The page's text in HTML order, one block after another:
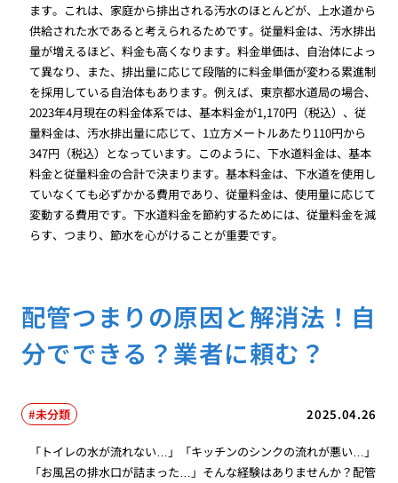
ます。これは、家庭から排出される汚水のほとんどが、上水道から
供給された水であると考えられるためです。従量料金は、汚水排出
量が増えるほど、料金も高くなります。料金単価は、自治体によっ
て異なり、また、排出量に応じて段階的に料金単価が変わる累進制
を採用している自治体もあります。例えば、東京都水道局の場合、
2023年4月現在の料金体系では、基本料金が1,170円（税込）、従
量料金は、汚水排出量に応じて、1立方メートルあたり110円から
347円（税込）となっています。このように、下水道料金は、基本
料金と従量料金の合計で決まります。基本料金は、下水道を使用し
ていなくても必ずかかる費用であり、従量料金は、使用量に応じて
変動する費用です。下水道料金を節約するためには、従量料金を減
らす、つまり、節水を心がけることが重要です。
配管つまりの原因と解消法！自
分でできる？業者に頼む？
2025.04.26
未分類
「トイレの水が流れない…」「キッチンのシンクの流れが悪い…」
「お風呂の排水口が詰まった…」そんな経験はありませんか？配管